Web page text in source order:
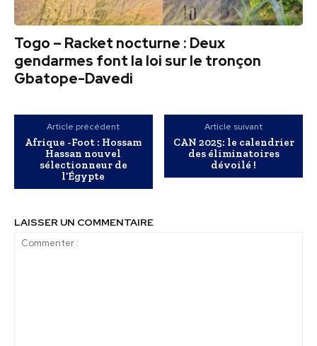
Togo – Racket nocturne : Deux
gendarmes font la loi sur le tronçon
Gbatope-Davedi
Article précédent
Afrique -Foot : Hossam
Hassan nouvel
sélectionneur de
l’Égypte
Article suivant
CAN 2025: le calendrier
des éliminatoires
dévoilé !
LAISSER UN COMMENTAIRE